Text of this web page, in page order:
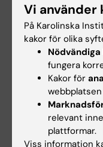
indirekta
Rese-/
erhållits (1-2
För
styrker
resandes
passerat
styrka
Ladok bifogas.
Vi använder
På Karolinska
kakor för olika
Nödvändiga
fungera
Kakor för
relevant
plattformar.
Viss information